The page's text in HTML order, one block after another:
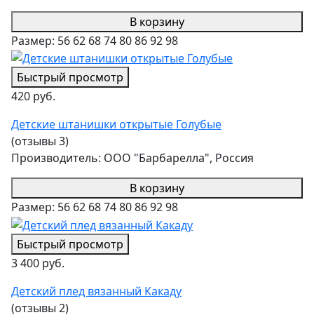
В корзину
Размер: 56 62 687480869298
Быстрый просмотр
420 руб.
Детские штанишки открытые Голубые
(отзывы 3)
Производитель: ООО "Барбарелла", Россия
В корзину
Размер: 56 62 687480869298
Быстрый просмотр
3 400 руб.
Детский плед вязанный Какаду
(отзывы 2)